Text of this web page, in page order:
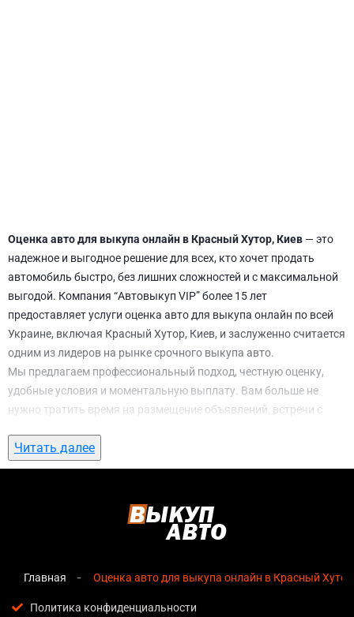
Оценка авто для выкупа онлайн в Красный Хутор, Киев — это
надежное и выгодное решение для всех, кто хочет продать
автомобиль быстро, без лишних сложностей и с максимальной
выгодой. Компания “Автовыкуп VIP” более 15 лет
предоставляет услуги оценка авто для выкупа онлайн по всей
Украине, включая Красный Хутор, Киев, и заслуженно считается
одним из лидеров на рынке срочного выкупа авто.
Мы предлагаем профессиональный подход, честную оценку,
удобные условия и моментальную выплату. Вам больше не
нужно тратить время на размещение объявлений, встречи с
ожидание. С нами вы можете
Красный Хутор, Киеввсего за 1 день.
авто для выкупа онлайн в Красный Хутор,
Мгновенная оценка— предварительная стоимость
озвучивается сразу после обращения, без скрытых
Читать далее
Главная Оценка авто для выкупа онлайн в Красный
Политика конфиденциальности